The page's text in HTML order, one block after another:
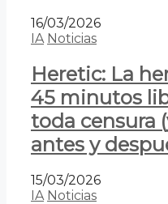
16/03/2026
IA Noticias
Heretic: La
45 minutos
toda censura
antes y
15/03/2026
IA Noticias